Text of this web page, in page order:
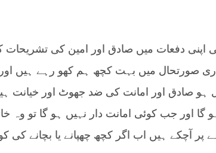
اپنی دفعات میں صادق اور امین کی تشریحات
صورتحال میں بہت کچھ ہم کھو رہے ہیں اور
صادق اور امانت کی ضد جھوٹ اور خیانت
گا اور جب کوئی امانت دار نہیں ہو گا تو وہ
پر آچکے ہیں اب اگر کچھ چھپانے یا بچانے